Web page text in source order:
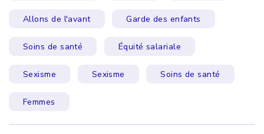
Allons de l'avant Garde des enfants
Soins de santé Équité salariale
Sexisme Sexisme Soins de santé
Femmes